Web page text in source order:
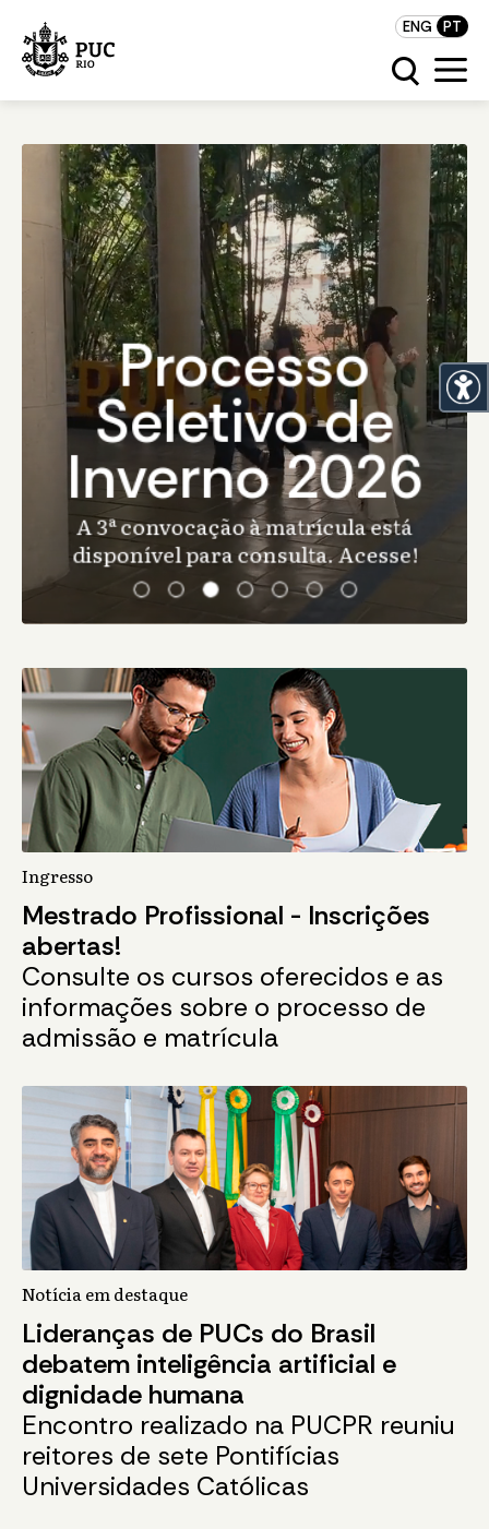
ENG PT
Processo
Seletivo de
Inverno 2026
A 3ª convocação à matrícula está
disponível para consulta. Acesse!
Ingresso
Mestrado Profissional - Inscrições
abertas!
Consulte os cursos oferecidos e as
informações sobre o processo de
admissão e matrícula
Notícia em destaque
Lideranças de PUCs do Brasil
debatem inteligência artificial e
dignidade humana
Encontro realizado na PUCPR reuniu
reitores de sete Pontifícias
Universidades Católicas